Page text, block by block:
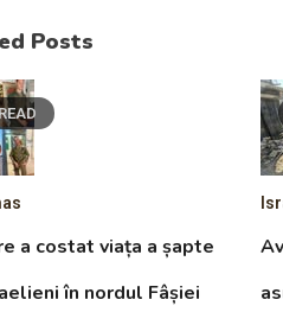
Posts
a costat viața a șapte
în nordul Fâșiei